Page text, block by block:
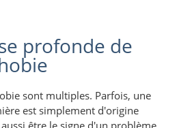
profonde de
sont multiples. Parfois, une
est simplement d'origine
être le signe d'un problème